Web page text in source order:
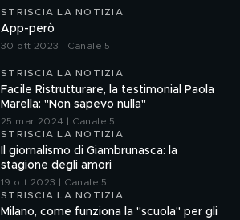
STRISCIA LA NOTIZIA
App-però
30 ott 2023 | Canale 5
STRISCIA LA NOTIZIA
Facile Ristrutturare, la testimonial Paola
Marella: "Non sapevo nulla"
25 mar 2024 | Canale 5
STRISCIA LA NOTIZIA
Il giornalismo di Giambrunasca: la
stagione degli amori
19 ott 2023 | Canale 5
STRISCIA LA NOTIZIA
Milano, come funziona la "scuola" per gli